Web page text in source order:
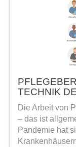
TECHNIK
Die Arbeit von
– das ist
Pandemie hat